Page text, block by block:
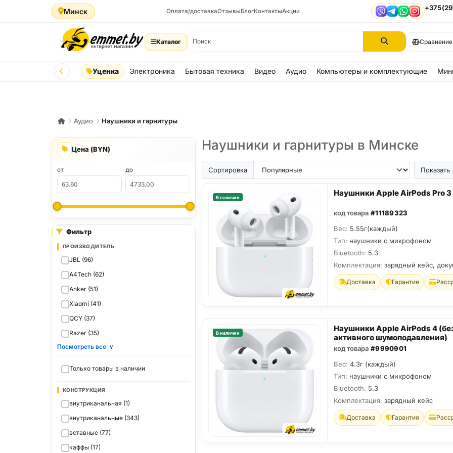
Минск Оплата/доставкаОтзывыБлогКонтактыАкции ViberTelegram
WhatsApp
Instagram
Каталог Сравнение
Уценка Электроника Бытовая техника Видео Аудио Компьютеры и комплектующие
Аудио Наушники и гарнитуры
Цена (BYN)
ОТ ДО
Фильтр
ПРОИЗВОДИТЕЛЬ
JBL (96)
A4Tech (62)
Anker (51)
Xiaomi (41)
QCY (37)
Razer (35)
Посмотреть все ∨
Только товары в наличии
КОНСТРУКЦИЯ
внутриканальная (1)
внутриканальные (343)
вставные (77)
каффы (17)
Наушники и гарнитуры в Минске
Сортировка Показать
В наличии Наушники Apple AirPods Pro 3
код товара #11189323
Вес: 5.55г(каждый)
Тип: наушники с микрофоном
Bluetooth: 5.3
Комплектация: зарядный кейс,
Доставка Гарантия
В наличии
Наушники Apple AirPods 4
активного шумоподавления)
код товара #9990901
Вес: 4.3г (каждый)
Тип: наушники с микрофоном
Bluetooth: 5.3
Комплектация: зарядный кейс
Доставка Гарантия